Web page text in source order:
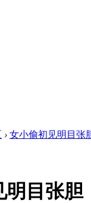
› 女小偷初见明目张
明目张胆